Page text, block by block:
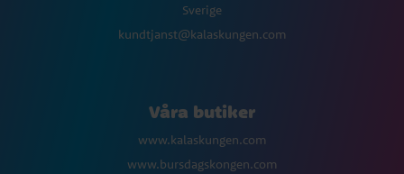
Sverige
kundtjanst@kalaskungen.com
Våra butiker
www.kalaskungen.com
www.bursdagskongen.com